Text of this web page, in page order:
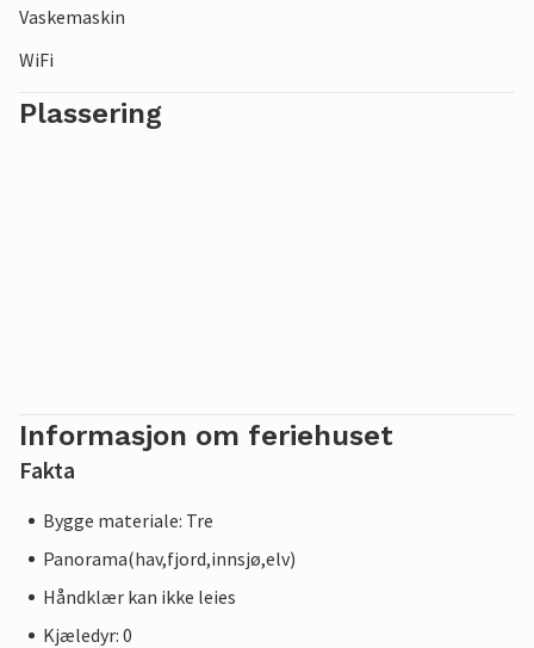
Vaskemaskin
WiFi
Plassering
Informasjon om feriehuset
Fakta
Bygge materiale: Tre
Panorama(hav,fjord,innsjø,elv)
Håndklær kan ikke leies
Kjæledyr: 0